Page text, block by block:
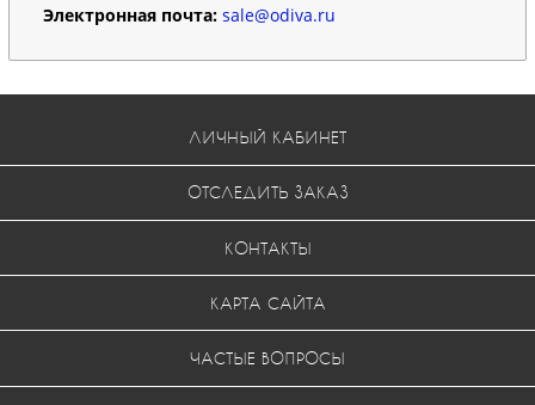
Электронная почта: sale@odiva.ru
ЛИЧНЫЙ КАБИНЕТ
ОТСЛЕДИТЬ ЗАКАЗ
КОНТАКТЫ
КАРТА САЙТА
ЧАСТЫЕ ВОПРОСЫ